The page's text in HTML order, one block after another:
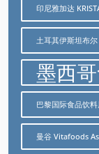
印尼雅加达
土耳其伊斯坦布
墨西
巴黎国际食品饮料
曼谷 Vitafoods